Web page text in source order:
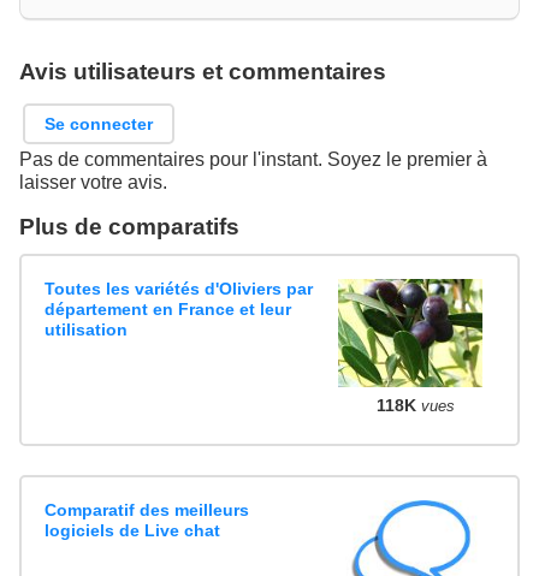
Avis utilisateurs et commentaires
Se connecter
Pas de commentaires pour l'instant. Soyez le premier à
laisser votre avis.
Plus de comparatifs
Toutes les variétés d'Oliviers par
département en France et leur
utilisation
118K vues
Comparatif des meilleurs
logiciels de Live chat